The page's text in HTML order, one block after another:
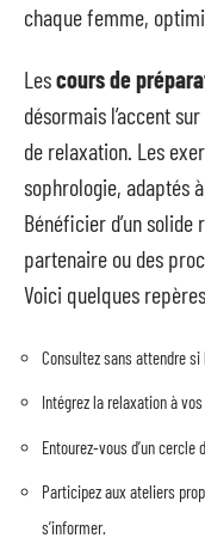
chaque femme,
Lescours de
désormais l’accent
de relaxation. Les
sophrologie, adaptés
Bénéficier d’un
partenaire ou des
Voici quelques
Consultez sans attendre
Intégrez la relaxation à
Entourez-vous d’un
Participez aux ateliers
s’informer.